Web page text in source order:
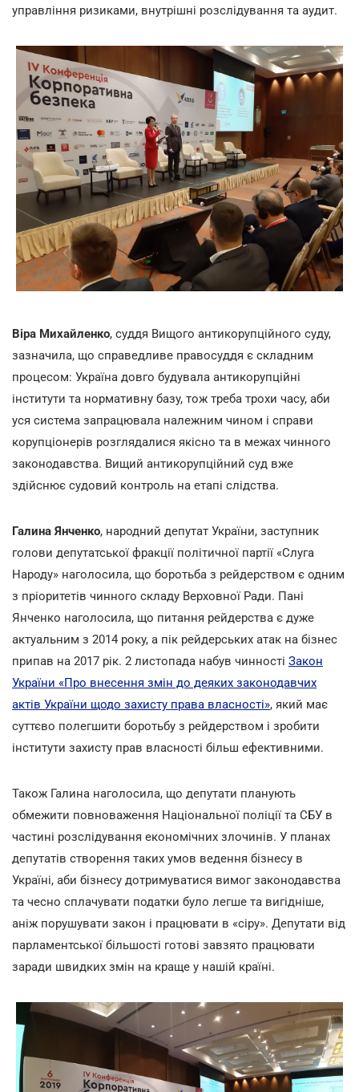
управління ризиками, внутрішні розслідування та аудит.
Віра Михайленко, суддя Вищого антикорупційного суду,
зазначила, що справедливе правосуддя є складним
процесом: Україна довго будувала антикорупційні
інститути та нормативну базу, тож треба трохи часу, аби
уся система запрацювала належним чином і справи
корупціонерів розглядалися якісно та в межах чинного
законодавства. Вищий антикорупційний суд вже
здійснює судовий контроль на етапі слідства.
Галина Янченко, народний депутат України, заступник
голови депутатської фракції політичної партії «Слуга
Народу» наголосила, що боротьба з рейдерством є одним
з пріоритетів чинного складу Верховної Ради. Пані
Янченко наголосила, що питання рейдерства є дуже
актуальним з 2014 року, а пік рейдерських атак на бізнес
припав на 2017 рік. 2 листопада набув чинності Закон
України «Про внесення змін до деяких законодавчих
актів України щодо захисту права власності», який має
суттєво полегшити боротьбу з рейдерством і зробити
інститути захисту прав власності більш ефективними.
Також Галина наголосила, що депутати планують
обмежити повноваження Національної поліції та СБУ в
частині розслідування економічних злочинів. У планах
депутатів створення таких умов ведення бізнесу в
Україні, аби бізнесу дотримуватися вимог законодавства
та чесно сплачувати податки було легше та вигідніше,
аніж порушувати закон і працювати в «сіру». Депутати від
парламентської більшості готові завзято працювати
заради швидких змін на краще у нашій країні.